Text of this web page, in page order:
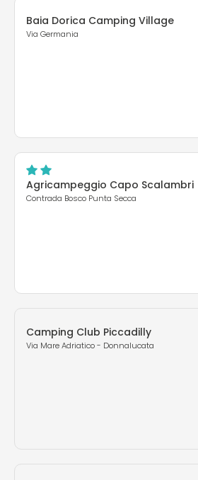
Baia Dorica Camping Village
Via Germania
Agricampeggio Capo Scalambri
Contrada Bosco Punta Secca
Camping Club Piccadilly
Via Mare Adriatico - Donnalucata